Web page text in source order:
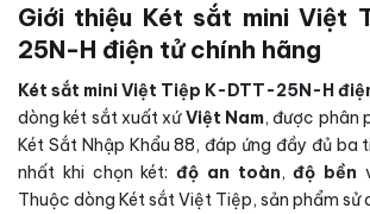
Giới thiệu Két sắt mini Việt
25N-H điện tử chính hãng
Két sắt mini Việt Tiệp K-DTT-25N-H
dòng két sắt xuất xứViệt Nam, được phân
Két Sắt Nhập Khẩu 88, đáp ứng đầy đủ ba
nhất khi chọn két: độ an toàn,độ bền
Thuộc dòng Két sắt Việt Tiệp, sản phẩm sử